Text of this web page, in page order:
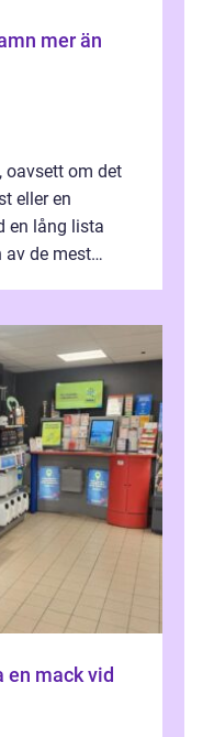
än
oavsett om det
eller en
en lång lista
av de mest